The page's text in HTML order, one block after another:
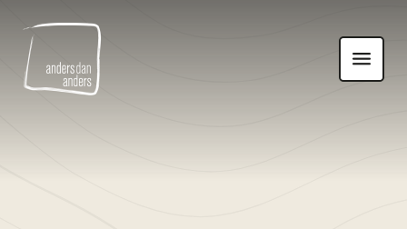
Anders
dan
Anders
Toon
navigatie